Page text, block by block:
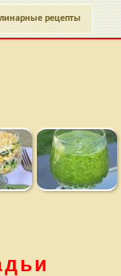
рецепты